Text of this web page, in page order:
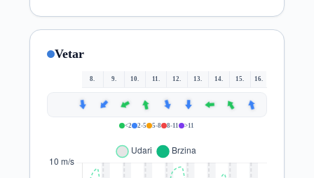
Vetar
8. 9. 10. 11. 12. 13. 14. 15. 16.